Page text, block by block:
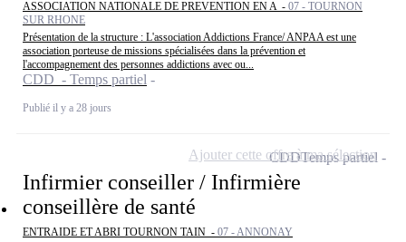
ASSOCIATION NATIONALE DE PREVENTION EN A - 07 - TOURNON
SUR RHONE
Présentation de la structure : L'association Addictions France/ ANPAA est une
association porteuse de missions spécialisées dans la prévention et
l'accompagnement des personnes addictions avec ou...
CDD - Temps partiel
Publié il y a 28 jours
Infirmier conseiller / Infirmière
conseillère de santé
ENTRAIDE ET ABRI TOURNON TAIN - 07 - ANNONAY
CDDTemps partiel
Ajouter cette offre à ma sélection